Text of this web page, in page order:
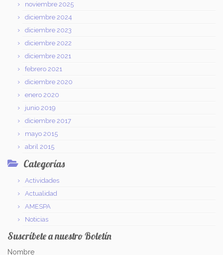
noviembre 2025
diciembre 2024
diciembre 2023
diciembre 2022
diciembre 2021
febrero 2021
diciembre 2020
enero 2020
junio 2019
diciembre 2017
mayo 2015
abril 2015
Categorías
Actividades
Actualidad
AMESPA
Noticias
Suscríbete a nuestro Boletín
Nombre